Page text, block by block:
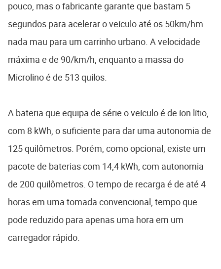
pouco, mas o fabricante garante que bastam 5
segundos para acelerar o veículo até os 50km/hm
nada mau para um carrinho urbano. A velocidade
máxima e de 90/km/h, enquanto a massa do
Microlino é de 513 quilos.
A bateria que equipa de série o veículo é de íon lítio,
com 8 kWh, o suficiente para dar uma autonomia de
125 quilômetros. Porém, como opcional, existe um
pacote de baterias com 14,4 kWh, com autonomia
de 200 quilômetros. O tempo de recarga é de até 4
horas em uma tomada convencional, tempo que
pode reduzido para apenas uma hora em um
carregador rápido.